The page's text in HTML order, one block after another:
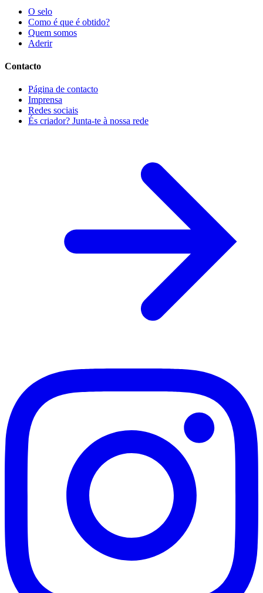
O selo
Como é que é obtido?
Quem somos
Aderir
Contacto
Página de contacto
Imprensa
Redes sociais
És criador? Junta-te à nossa rede